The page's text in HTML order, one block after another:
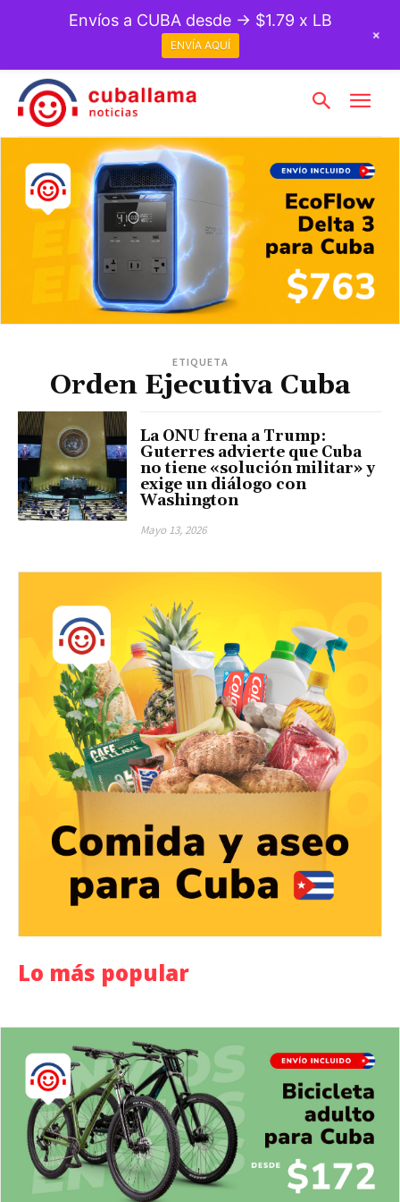
ETIQUETA
Orden Ejecutiva Cuba
La ONU frena a Trump:
Guterres advierte que Cuba
no tiene «solución militar» y
exige un diálogo con
Washington
Mayo 13, 2026
Lo más popular
Envíos a CUBA desde → $1.79 x LB
ENVÍA AQUÍ
+